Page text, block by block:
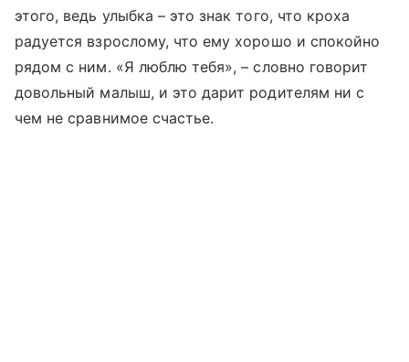
этого, ведь улыбка – это знак того, что кроха
радуется взрослому, что ему хорошо и спокойно
рядом с ним. «Я люблю тебя», – словно говорит
довольный малыш, и это дарит родителям ни с
чем не сравнимое счастье.